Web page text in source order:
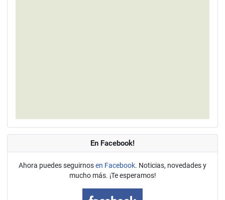
En Facebook!
Ahora puedes seguirnosen Facebook. Noticias, novedades y
mucho más. ¡Te esperamos!